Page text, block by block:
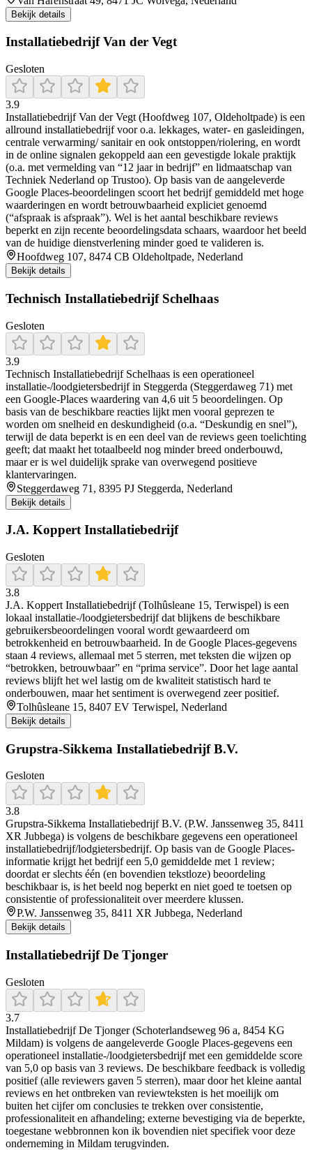
Bekijk details
Installatiebedrijf Van der Vegt
Gesloten
3.9
Installatiebedrijf Van der Vegt (Hoofdweg 107, Oldeholtpade) is een
allround installatiebedrijf voor o.a. lekkages, water- en gasleidingen,
centrale verwarming/ sanitair en ook ontstoppen/riolering, en wordt
in de online signalen gekoppeld aan een gevestigde lokale praktijk
(o.a. met vermelding van “12 jaar in bedrijf” en lidmaatschap van
Techniek Nederland op Trustoo). Op basis van de aangeleverde
Google Places-beoordelingen scoort het bedrijf gemiddeld met hoge
waarderingen en wordt betrouwbaarheid expliciet genoemd
(“afspraak is afspraak”). Wel is het aantal beschikbare reviews
beperkt en zijn recente beoordelingsdata schaars, waardoor het beeld
van de huidige dienstverlening minder goed te valideren is.
Hoofdweg 107, 8474 CB Oldeholtpade, Nederland
Bekijk details
Technisch Installatiebedrijf Schelhaas
Gesloten
3.9
Technisch Installatiebedrijf Schelhaas is een operationeel
installatie-/loodgietersbedrijf in Steggerda (Steggerdaweg 71) met
een Google-Places waardering van 4,6 uit 5 beoordelingen. Op
basis van de beschikbare reacties lijkt men vooral geprezen te
worden om snelheid en deskundigheid (o.a. “Deskundig en snel”),
terwijl de data beperkt is en een deel van de reviews geen toelichting
geeft; dat maakt het totaalbeeld nog minder breed onderbouwd,
maar er is wel duidelijk sprake van overwegend positieve
klantervaringen.
Steggerdaweg 71, 8395 PJ Steggerda, Nederland
Bekijk details
J.A. Koppert Installatiebedrijf
Gesloten
3.8
J.A. Koppert Installatiebedrijf (Tolhûsleane 15, Terwispel) is een
lokaal installatie-/loodgietersbedrijf dat blijkens de beschikbare
gebruikersbeoordelingen vooral wordt gewaardeerd om
betrokkenheid en betrouwbaarheid. In de Google Places-gegevens
staan 4 reviews, allemaal met 5 sterren, met teksten die wijzen op
“betrokken, betrouwbaar” en “prima service”. Door het lage aantal
reviews blijft het wel lastig om de kwaliteit statistisch hard te
onderbouwen, maar het sentiment is overwegend zeer positief.
Tolhûsleane 15, 8407 EV Terwispel, Nederland
Bekijk details
Grupstra-Sikkema Installatiebedrijf B.V.
Gesloten
3.8
Grupstra-Sikkema Installatiebedrijf B.V. (P.W. Janssenweg 35, 8411
XR Jubbega) is volgens de beschikbare gegevens een operationeel
installatiebedrijf/lodgietersbedrijf. Op basis van de Google Places-
informatie krijgt het bedrijf een 5,0 gemiddelde met 1 review;
doordat er slechts één (en bovendien tekstloze) beoordeling
beschikbaar is, is het beeld nog beperkt en niet goed te toetsen op
consistentie of professionaliteit over meerdere klussen.
P.W. Janssenweg 35, 8411 XR Jubbega, Nederland
Bekijk details
Installatiebedrijf De Tjonger
Gesloten
3.7
Installatiebedrijf De Tjonger (Schoterlandseweg 96 a, 8454 KG
Mildam) is volgens de aangeleverde Google Places-gegevens een
operationeel installatie-/loodgietersbedrijf met een gemiddelde score
van 5,0 op basis van 3 reviews. De beschikbare feedback is volledig
positief (alle reviewers gaven 5 sterren), maar door het kleine aantal
reviews en het ontbreken van reviewteksten is het moeilijk om
buiten het cijfer om conclusies te trekken over consistentie,
professionaliteit en afhandeling; externe bevestiging via de beperkte,
toegestane webbronnen kon ik bovendien niet specifiek voor deze
onderneming in Mildam terugvinden.